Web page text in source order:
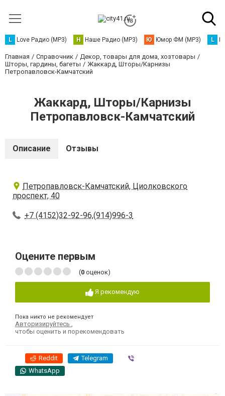
L Love Радио (MP3) Н Наше Радио (MP3) Ю Юмор ФМ (MP3) L
Главная Справочник
Декор, товары для дома, хозтовары
Шторы, гардины, багеты
Жаккард, Шторы/Карнизы
Петропавловск-Камчатский
Жаккард, Шторы/Карнизы
Петропавловск-Камчатский
Описание Отзывы
Петропавловск-Камчатский, Циолковского
проспект, 40
+7 (4152)32-92-96,(914)996-3
Оцените первым
(0 оценок)
Я рекомендую
Пока никто не рекомендует
Авторизируйтесь
чтобы оценить и порекомендовать
Reddit Telegram
WhatsApp